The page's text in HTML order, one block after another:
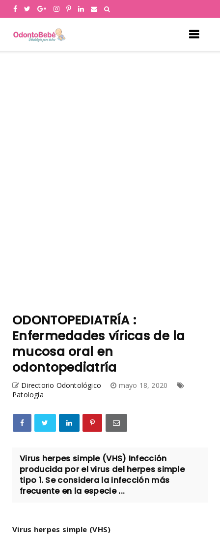
ODONTOPEDIATRÍA :
Enfermedades víricas de la
mucosa oral en
odontopediatría
Directorio Odontológico
mayo 18, 2020
Patología
Virus herpes simple (VHS) Infección
producida por el virus del herpes simple
tipo 1. Se considera la infección más
frecuente en la especie ...
Virus herpes simple (VHS)